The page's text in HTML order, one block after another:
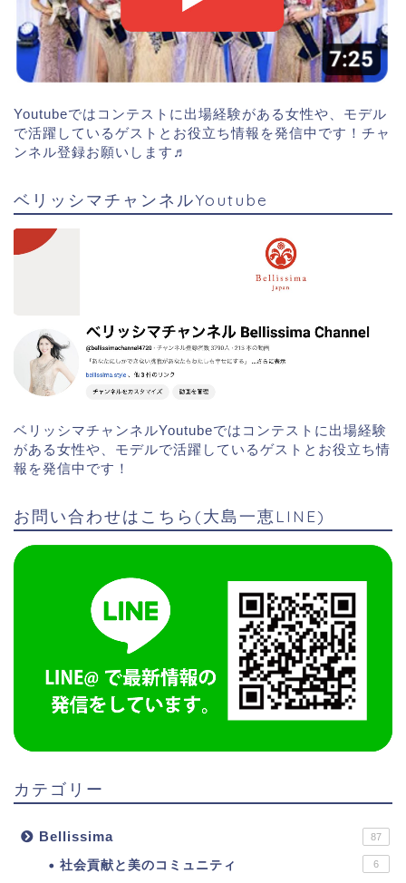
Youtubeではコンテストに出場経験がある女性や、モデル
で活躍しているゲストとお役立ち情報を発信中です！チャ
ンネル登録お願いします♬
ベリッシマチャンネルYoutube
ベリッシマチャンネルYoutubeではコンテストに出場経験
がある女性や、モデルで活躍しているゲストとお役立ち情
報を発信中です！
お問い合わせはこちら(大島一恵LINE)
カテゴリー
Bellissima 87
社会貢献と美のコミュニティ 6